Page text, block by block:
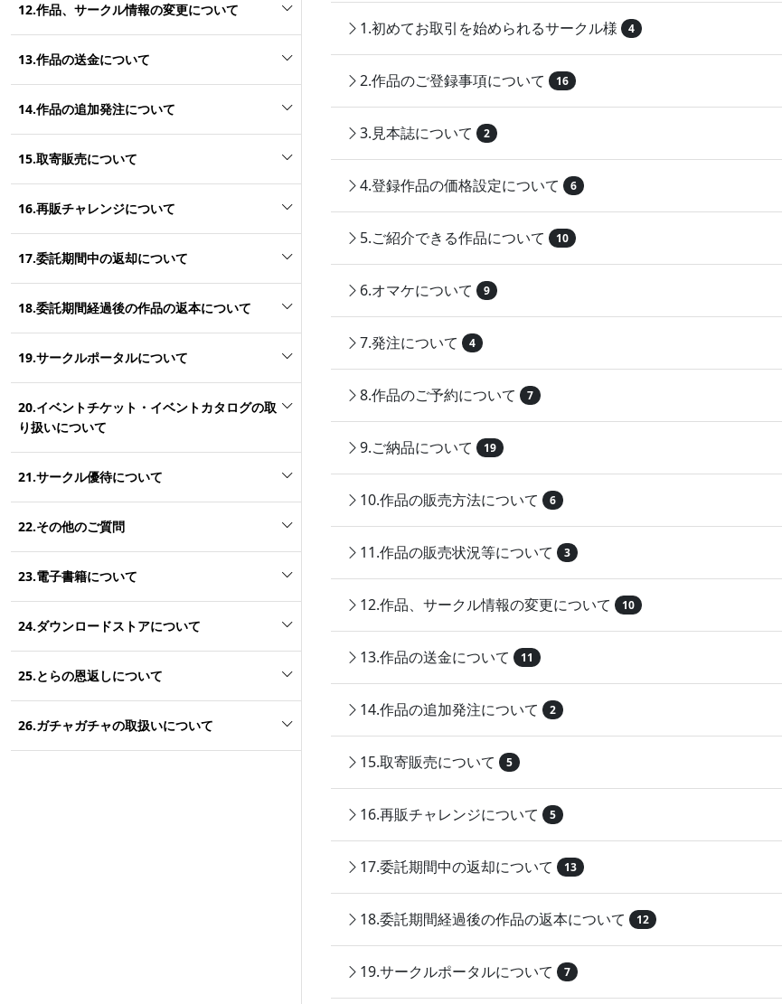
12.作品、サークル情報の変更について
13.作品の送金について
14.作品の追加発注について
15.取寄販売について
16.再販チャレンジについて
17.委託期間中の返却について
18.委託期間経過後の作品の返本について
19.サークルポータルについて
20.イベントチケット・イベントカタログの取
り扱いについて
21.サークル優待について
22.その他のご質問
23.電子書籍について
24.ダウンロードストアについて
25.とらの恩返しについて
26.ガチャガチャの取扱いについて
1.初めてお取引を始められるサークル様 4
2.作品のご登録事項について 16
3.見本誌について 2
4.登録作品の価格設定について 6
5.ご紹介できる作品について 10
6.オマケについて 9
7.発注について 4
8.作品のご予約について 7
9.ご納品について 19
10.作品の販売方法について 6
11.作品の販売状況等について 3
12.作品、サークル情報の変更について 10
13.作品の送金について 11
14.作品の追加発注について 2
15.取寄販売について 5
16.再販チャレンジについて 5
17.委託期間中の返却について 13
18.委託期間経過後の作品の返本について 12
19.サークルポータルについて 7